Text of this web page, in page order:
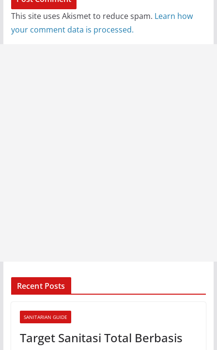
This site uses Akismet to reduce spam. Learn how
your comment data is processed.
Recent Posts
SANITARIAN GUIDE
Target Sanitasi Total Berbasis